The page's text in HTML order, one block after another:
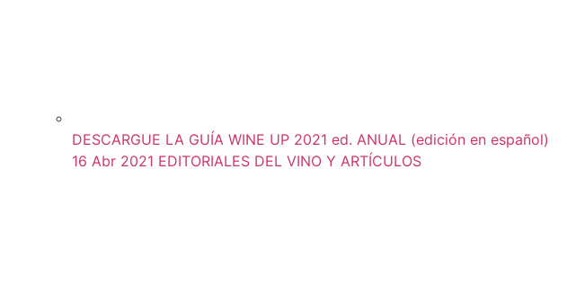
DESCARGUE LA GUÍA WINE UP 2021 ed. ANUAL (edición en español)
16 Abr 2021 EDITORIALES DEL VINO Y ARTÍCULOS